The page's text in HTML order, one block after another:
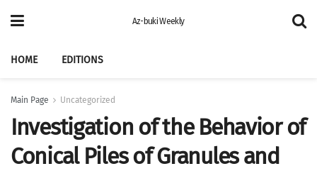
Az-buki Weekly
HOME EDITIONS
Main Page Uncategorized
Investigation of the Behavior of
Conical Piles of Granules and